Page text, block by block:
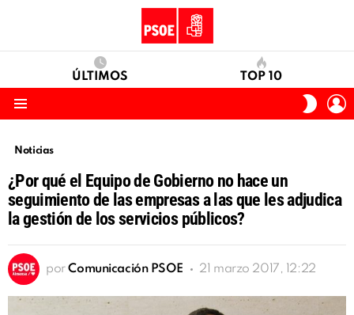
ÚLTIMOS TOP 10
SKIN
Noticias
¿Por qué el Equipo de Gobierno no hace un
seguimiento de las empresas a las que les adjudica
la gestión de los servicios públicos?
por Comunicación PSOE 21 marzo 2017, 12:22